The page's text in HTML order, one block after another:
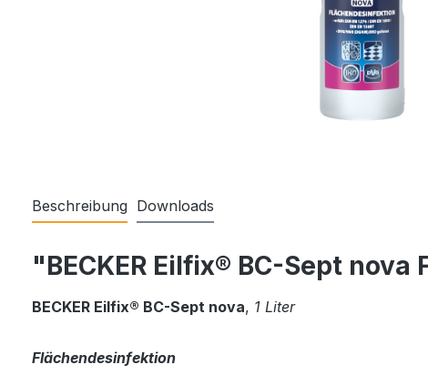
Beschreibung Downloads
"BECKER Eilfix® BC-Sept
BECKER Eilfix® BC-Sept nova, 1 Liter
Flächendesinfektion